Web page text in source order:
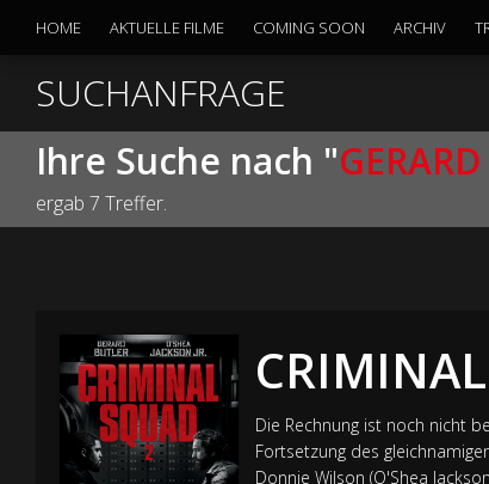
SUCHANFRAGE
Ihre Suche nach "
ergab 7 Treffer.
Die Rechnung ist noch nicht
Fortsetzung des
Donnie Wilson (O'Shea
HOME AKTUELLE FILME COMING SOON ARCHIV